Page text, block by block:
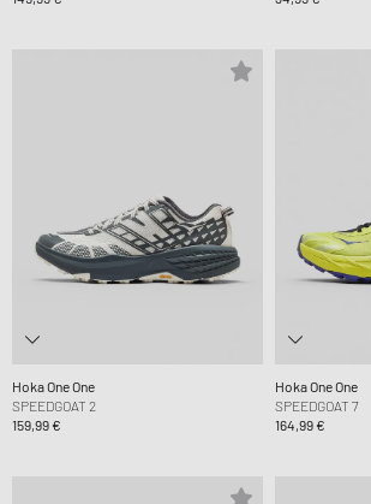
Hoka One One
SPEEDGOAT 2
159,99 €
Hoka One One
SPEEDGOAT 7
164,99 €